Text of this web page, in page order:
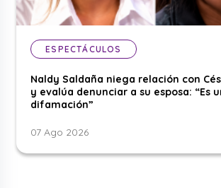
ESPECTÁCULOS
Naldy Saldaña niega relación con
y evalúa denunciar a su esposa: “Es
difamación”
07 Ago 2026